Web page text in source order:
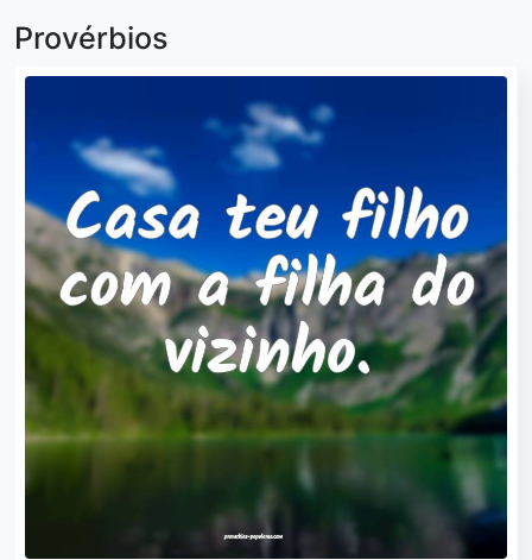
Provérbios